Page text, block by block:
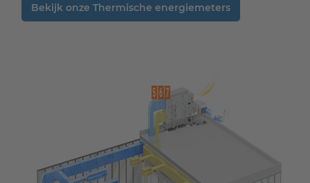
Bekijk onze Thermische energiemeters